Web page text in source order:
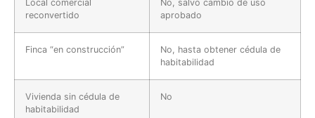
Local comercial
reconvertido
No, salvo cambio de uso
aprobado
Finca “en construcción”
No, hasta obtener cédula de
habitabilidad
Vivienda sin cédula de
habitabilidad
No